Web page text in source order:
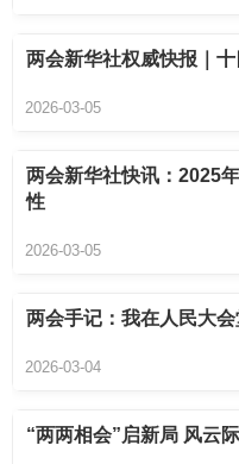
两会新华社权威快报｜
2026-03-05
两会新华社快讯：2025
性
2026-03-05
两会手记：我在人民大会
2026-03-04
“两两相会”启新局 风云